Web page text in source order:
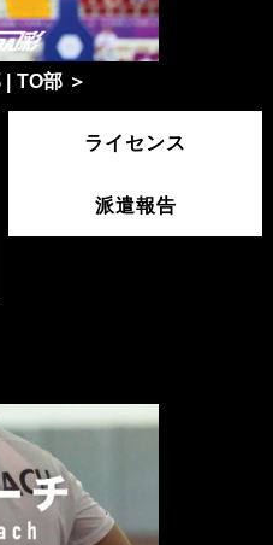
| TO部 ＞
ライセンス
派遣報告